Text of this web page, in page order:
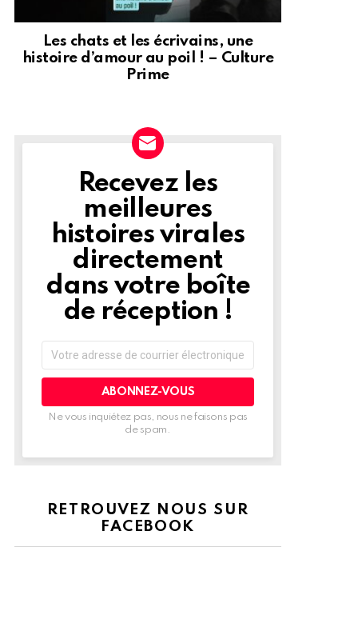
Les chats et les écrivains, une
histoire d’amour au poil ! – Culture
Prime
NEWSLETTER
Recevez les
meilleures
histoires virales
directement
dans votre boîte
de réception !
de
courrier
électronique:
Ne vous inquiétez pas, nous ne faisons pas
de spam.
RETROUVEZ NOUS SUR
FACEBOOK